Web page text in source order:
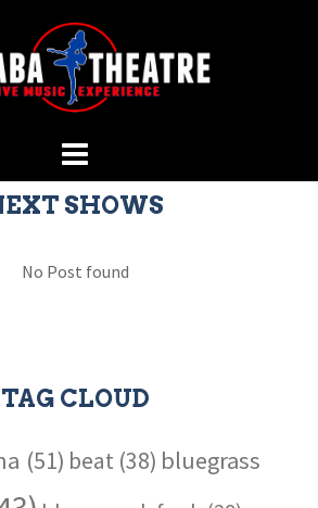
SHOWS
No Post found
TAG CLOUD
(51) beat (38) bluegrass